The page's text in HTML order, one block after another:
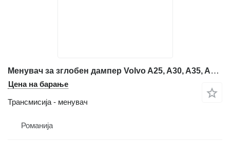
Менувач за зглобен дампер Volvo A25, A30, A35, A40, A40D
Цена на барање
Трансмисија - менувач
Романија